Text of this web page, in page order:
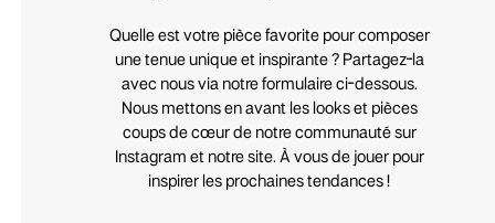
Quelle est votre pièce favorite pour composer
une tenueunique et inspirante ? Partagez-la
avec nous via notre formulaire ci-dessous.
Nous mettons en avant les looks et pièces
coups de cœur de notre communauté sur
Instagram et notre site. À vous de jouer pour
inspirer les prochaines tendances !